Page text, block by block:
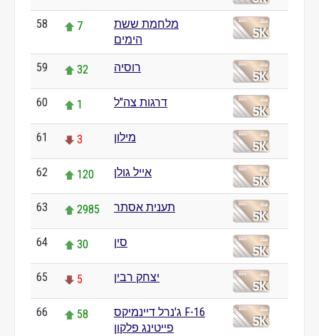
58 7
מלחמת ששת
הימים
59 32 רוסיה
60 1 דרגות צה"ל
61 3 מילון
62 120 אייל גולן
63 2985 תענית אסתר
64 30 סין
65 5 יצחק רבין
66 58
ג'נרל דיינמיקס F-16
פייטינג פלקון